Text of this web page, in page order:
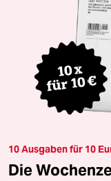
10 Ausgaben für 10
Die